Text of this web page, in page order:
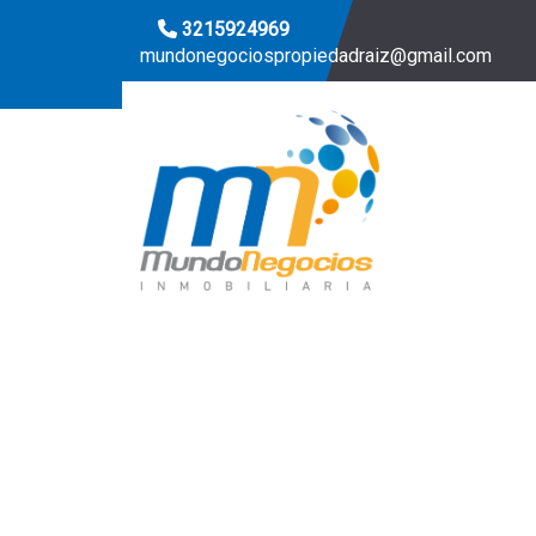
3215924969
mundonegociospropiedadraiz@gmail.com